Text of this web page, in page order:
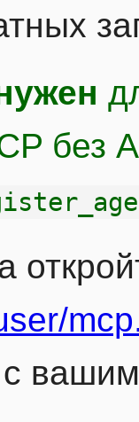
без
с